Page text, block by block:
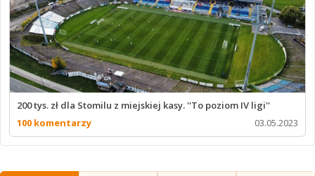
200 tys. zł dla Stomilu z miejskiej kasy. ''To poziom IV ligi''
100 komentarzy
03.05.2023